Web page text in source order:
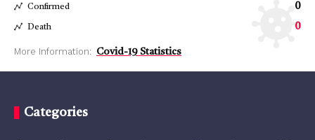
Confirmed 0
Death 0
More Information: Covid-19 Statistics
Categories